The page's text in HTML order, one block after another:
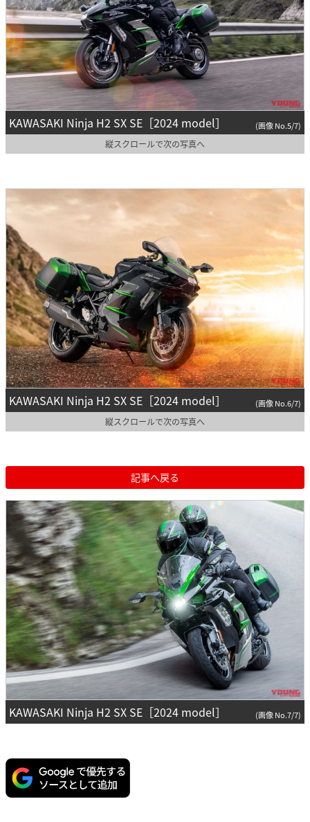
KAWASAKI Ninja H2 SX SE［2024 model］ (画像 No.5/7)
縦スクロールで次の写真へ
KAWASAKI Ninja H2 SX SE［2024 model］ (画像 No.6/7)
縦スクロールで次の写真へ
記事へ戻る
KAWASAKI Ninja H2 SX SE［2024 model］ (画像 No.7/7)